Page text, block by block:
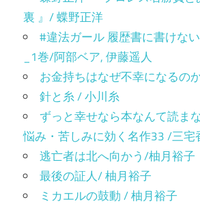
裏 』/ 蝶野正洋
#違法ガール 履歴書に書けな
_1巻/阿部ベア, 伊藤遥人
お金持ちはなぜ不幸になるの
針と糸 / 小川糸
ずっと幸せなら本なんて読ま
悩み・苦しみに効く名作33 /三宅
逃亡者は北へ向かう/柚月裕子
最後の証人/ 柚月裕子
ミカエルの鼓動 / 柚月裕子